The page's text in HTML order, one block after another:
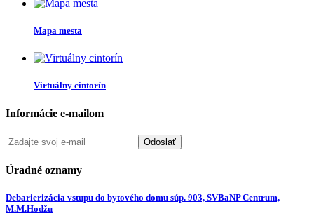
Mapa mesta
Virtuálny cintorín
Informácie e-mailom
Odoslať
Úradné oznamy
Debarierizácia vstupu do bytového domu súp. 903, SVBaNP Centrum,
M.M.Hodžu